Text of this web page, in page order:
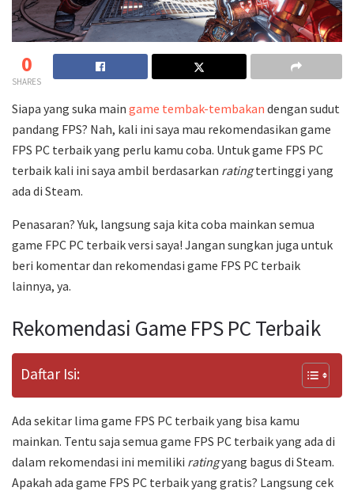
0
SHARES
Siapa yang suka main game tembak-tembakan dengan sudut
pandang FPS? Nah, kali ini saya mau rekomendasikan game
FPS PC terbaik yang perlu kamu coba. Untuk game FPS PC
terbaik kali ini saya ambil berdasarkan ratingtertinggi yang
ada di Steam.
Penasaran? Yuk, langsung saja kita coba mainkan semua
game FPC PC terbaik versi saya! Jangan sungkan juga untuk
beri komentar dan rekomendasi game FPS PC terbaik
lainnya, ya.
Rekomendasi Game FPS PC Terbaik
Daftar Isi:
Ada sekitar lima game FPS PC terbaik yang bisa kamu
mainkan. Tentu saja semua game FPS PC terbaik yang ada di
dalam rekomendasi ini memiliki ratingyang bagus di Steam.
Apakah ada game FPS PC terbaik yang gratis? Langsung cek